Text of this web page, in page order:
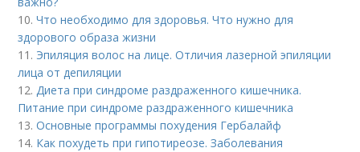
10.Что необходимо для здоровья. Что нужно для
здорового образа жизни
11. Эпиляция волос на лице. Отличия лазерной эпиляции
лица от депиляции
12.Диета при синдроме раздраженного кишечника.
Питание при синдроме раздраженного кишечника
13.Основные программы похудения Гербалайф
14. Как похудеть при гипотиреозе. Заболевания